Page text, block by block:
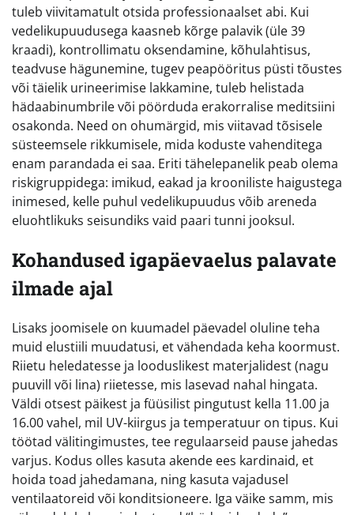
tuleb viivitamatult otsida professionaalset abi. Kui
vedelikupuudusega kaasneb kõrge palavik (üle 39
kraadi), kontrollimatu oksendamine, kõhulahtisus,
teadvuse hägunemine, tugev peapööritus püsti tõustes
või täielik urineerimise lakkamine, tuleb helistada
hädaabinumbrile või pöörduda erakorralise meditsiini
osakonda. Need on ohumärgid, mis viitavad tõsisele
süsteemsele rikkumisele, mida koduste vahenditega
enam parandada ei saa. Eriti tähelepanelik peab olema
riskigruppidega: imikud, eakad ja krooniliste haigustega
inimesed, kelle puhul vedelikupuudus võib areneda
eluohtlikuks seisundiks vaid paari tunni jooksul.
Kohandused igapäevaelus palavate
ilmade ajal
Lisaks joomisele on kuumadel päevadel oluline teha
muid elustiili muudatusi, et vähendada keha koormust.
Riietu heledatesse ja looduslikest materjalidest (nagu
puuvill või lina) riietesse, mis lasevad nahal hingata.
Väldi otsest päikest ja füüsilist pingutust kella 11.00 ja
16.00 vahel, mil UV-kiirgus ja temperatuur on tipus. Kui
töötad välitingimustes, tee regulaarseid pause jahedas
varjus. Kodus olles kasuta akende ees kardinaid, et
hoida toad jahedamana, ning kasuta vajadusel
ventilaatoreid või konditsioneere. Iga väike samm, mis